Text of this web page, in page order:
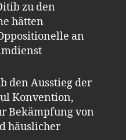
zu den
hätten
an
den Ausstieg der
Konvention,
Bekämpfung von
häuslicher